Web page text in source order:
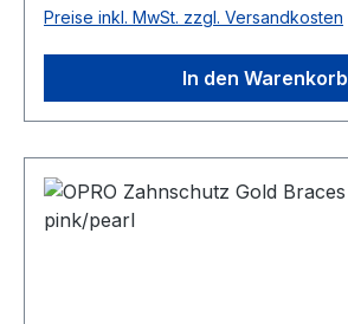
Preise inkl. MwSt. zzgl. Versandkosten
In den Warenkorb